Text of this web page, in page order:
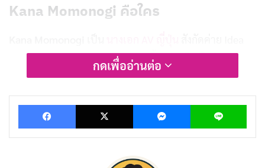
Kana Momonogi คือใคร
Pocket (アイデアポケット) มาตั้งแต่เดบิวต์ในปี 2015
เธอมีภาพลักษณ์สดใส หน้าตาน่ารัก รูปร่างเล็ก สัดส่วนค่อน
ข้างบอบบาง ซึ่งตรงกับรสนิยมแฟน ๆ กลุ่มที่ชื่นชอบสไตล์
“kawaii” หรือลุคสาวน้อยน่ารัก ในวงการ JAV
สามารถในการรักษาภาพลักษณ์ที่ดูอ่อนเยาว์ได้อย่างต่อ
กดเพื่ออ่านต่อ
Facebook X Messenger Line